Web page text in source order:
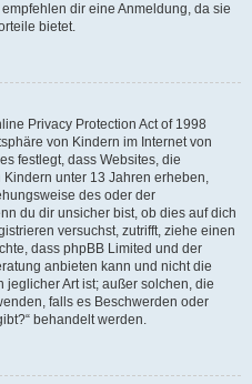
dir eine Anmeldung, da sie
bietet.
Privacy Protection Act of 1998
von Kindern im Internet von
festlegt, dass Websites, die
unter 13 Jahren erheben,
des oder der
du dir unsicher bist, ob dies auf dich
versuchst, zutrifft, ziehe einen
dass phpBB Limited und der
anbieten kann und nicht die
Art ist; außer solchen, die
falls es Beschwerden oder
behandelt werden.